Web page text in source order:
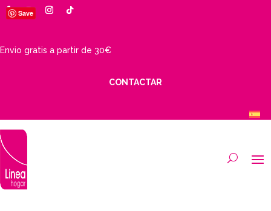
Envio gratis a partir de 30€
CONTACTAR
Save